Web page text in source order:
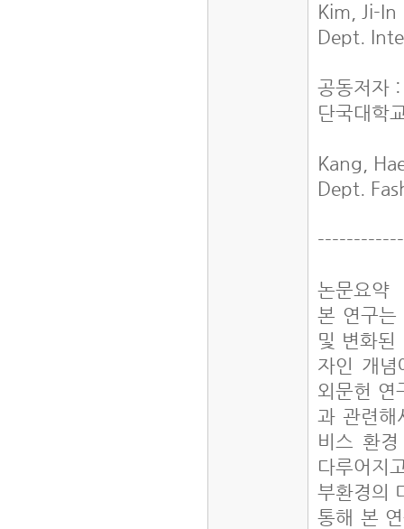
Kim, Ji-In
Dept.
공동저자
단국대학
Kang,
Dept.
논문요약
본 연구는
및 변화된
자인 개념
외문헌 연
과 관련해
비스 환
다루어지
부환경의
통해 본